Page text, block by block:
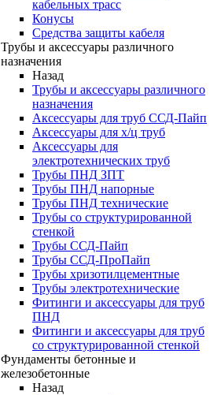
кабельных трасс
Конусы
Средства защиты кабеля
Трубы и аксессуары различного
назначения
Назад
Трубы и аксессуары различного
назначения
Аксессуары для труб ССД-Пайп
Аксессуары для х/ц труб
Аксессуары для
электротехнических труб
Трубы ПНД ЗПТ
Трубы ПНД напорные
Трубы ПНД технические
Трубы со структурированной
стенкой
Трубы ССД-Пайп
Трубы ССД-ПроПайп
Трубы хризотилцементные
Трубы электротехнические
Фитинги и аксессуары для труб
ПНД
Фитинги и аксессуары для труб
со структурированной стенкой
Фундаменты бетонные и
железобетонные
Назад